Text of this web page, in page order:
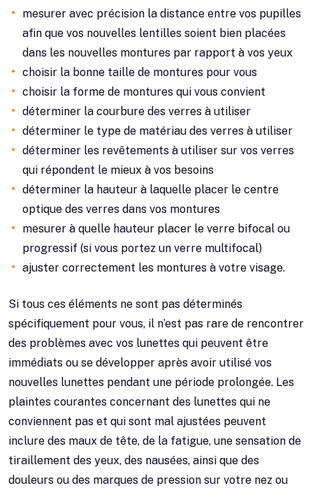
mesurer avec précision la distance entre vos pupilles
afin que vos nouvelles lentilles soient bien placées
dans les nouvelles montures par rapport à vos yeux
choisir la bonne taille de montures pour vous
choisir la forme de montures qui vous convient
déterminer la courbure des verres à utiliser
déterminer le type de matériau des verres à utiliser
déterminer les revêtements à utiliser sur vos verres
qui répondent le mieux à vos besoins
déterminer la hauteur à laquelle placer le centre
optique des verres dans vos montures
mesurer à quelle hauteur placer le verre bifocal ou
progressif (si vous portez un verre multifocal)
ajuster correctement les montures à votre visage.
Si tous ces éléments ne sont pas déterminés
spécifiquement pour vous, il n’est pas rare de rencontrer
des problèmes avec vos lunettes qui peuvent être
immédiats ou se développer après avoir utilisé vos
nouvelles lunettes pendant une période prolongée. Les
plaintes courantes concernant des lunettes qui ne
conviennent pas et qui sont mal ajustées peuvent
inclure des maux de tête, de la fatigue, une sensation de
tiraillement des yeux, des nausées, ainsi que des
douleurs ou des marques de pression sur votre nez ou